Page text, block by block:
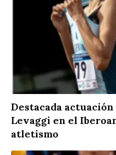
Destacada
Levaggi en el
atletismo